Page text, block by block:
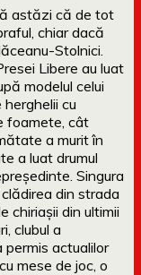
astăzi că de tot
chiar dacă
Stolnici.
Libere au luat
modelul celui
cu
foamete, cât
a murit în
a luat drumul
Singura
din strada
chiriașii din ultimii
clubul a
actualilor
mese de joc, o